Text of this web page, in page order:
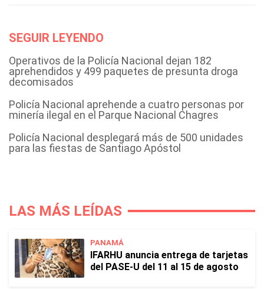
SEGUIR LEYENDO
Operativos de la Policía Nacional dejan 182
aprehendidos y 499 paquetes de presunta droga
decomisados
Policía Nacional aprehende a cuatro personas por
minería ilegal en el Parque Nacional Chagres
Policía Nacional desplegará más de 500 unidades
para las fiestas de Santiago Apóstol
LAS MÁS LEÍDAS
PANAMÁ
IFARHU anuncia entrega de tarjetas
del PASE-U del 11 al 15 de agosto